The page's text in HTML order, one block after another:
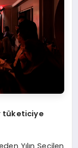
tüketiciye
Yılın Seçilen